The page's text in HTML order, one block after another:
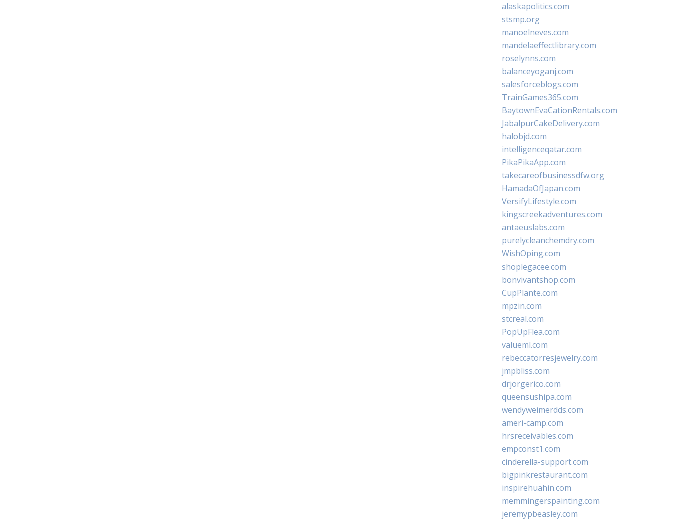
alaskapolitics.com
stsmp.org
manoelneves.com
mandelaeffectlibrary.com
roselynns.com
balanceyoganj.com
salesforceblogs.com
TrainGames365.com
BaytownEvaCationRentals.com
JabalpurCakeDelivery.com
halobjd.com
intelligenceqatar.com
PikaPikaApp.com
takecareofbusinessdfw.org
HamadaOfJapan.com
VersifyLifestyle.com
kingscreekadventures.com
antaeuslabs.com
purelycleanchemdry.com
WishOping.com
shoplegacee.com
bonvivantshop.com
CupPlante.com
mpzin.com
stcreal.com
PopUpFlea.com
valueml.com
rebeccatorresjewelry.com
jmpbliss.com
drjorgerico.com
queensushipa.com
wendyweimerdds.com
ameri-camp.com
hrsreceivables.com
empconst1.com
cinderella-support.com
bigpinkrestaurant.com
inspirehuahin.com
memmingerspainting.com
jeremypbeasley.com